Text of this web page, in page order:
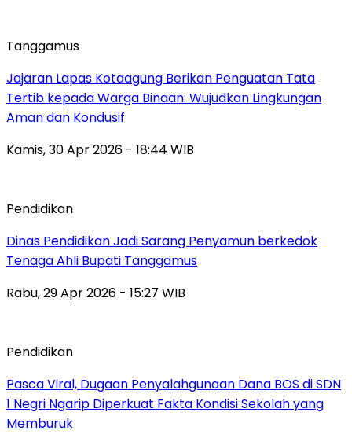
Tanggamus
Jajaran Lapas Kotaagung Berikan Penguatan Tata
Tertib kepada Warga Binaan: Wujudkan Lingkungan
Aman dan Kondusif
Kamis, 30 Apr 2026 - 18:44 WIB
Pendidikan
Dinas Pendidikan Jadi Sarang Penyamun berkedok
Tenaga Ahli Bupati Tanggamus
Rabu, 29 Apr 2026 - 15:27 WIB
Pendidikan
Pasca Viral, Dugaan Penyalahgunaan Dana BOS di SDN
1 Negri Ngarip Diperkuat Fakta Kondisi Sekolah yang
Memburuk